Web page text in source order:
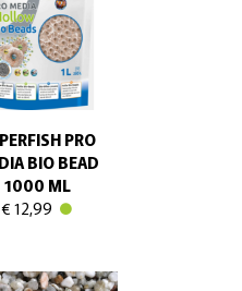
PRO
BIO BEAD
1000 ML
€ 12,99